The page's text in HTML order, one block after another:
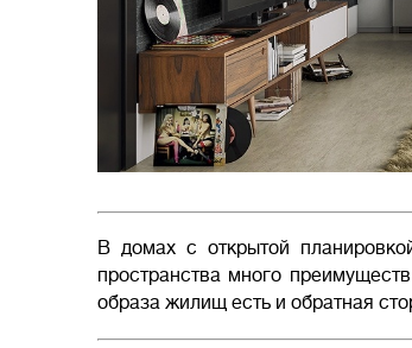
В домах с открытой
пространства много
образа жилищ есть и обратная